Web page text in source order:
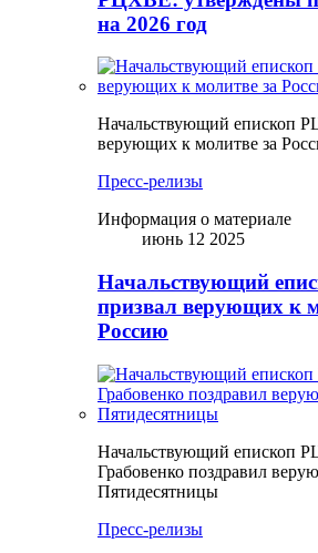
на 2026 год
Начальствующий епископ
верующих к молитве за
Пресс-релизы
Информация о материале
июнь 12 2025
Начальствующий
призвал верующих к
Россию
Начальствующий епископ
Грабовенко поздравил
Пятидесятницы
Пресс-релизы